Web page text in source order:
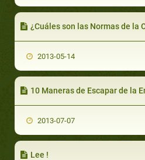
¿Cuáles son las Normas de la Caridad
2013-05-14
10 Maneras de Escapar de la
2013-07-07
Lee !